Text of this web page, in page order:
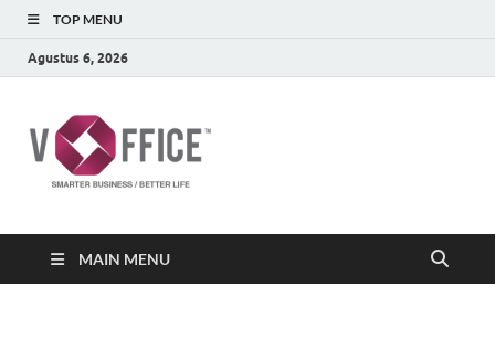
TOP MENU
Agustus 6, 2026
MAIN MENU